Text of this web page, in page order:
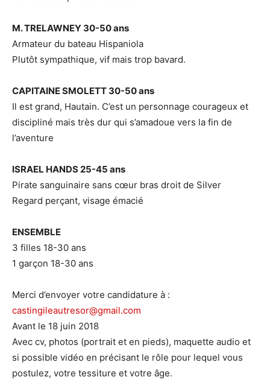
M. TRELAWNEY 30-50 ans
Armateur du bateau Hispaniola
Plutôt sympathique, vif mais trop bavard.
CAPITAINE SMOLETT 30-50 ans
Il est grand, Hautain. C’est un personnage courageux et
discipliné mais très dur qui s’amadoue vers la fin de
l’aventure
ISRAEL HANDS 25-45 ans
Pirate sanguinaire sans cœur bras droit de Silver
Regard perçant, visage émacié
ENSEMBLE
3 filles 18-30 ans
1 garçon 18-30 ans
Merci d’envoyer votre candidature à :
castingileautresor@gmail.com
Avant le 18 juin 2018
Avec cv, photos (portrait et en pieds), maquette audio et
si possible vidéo en précisant le rôle pour lequel vous
postulez, votre tessiture et votre âge.